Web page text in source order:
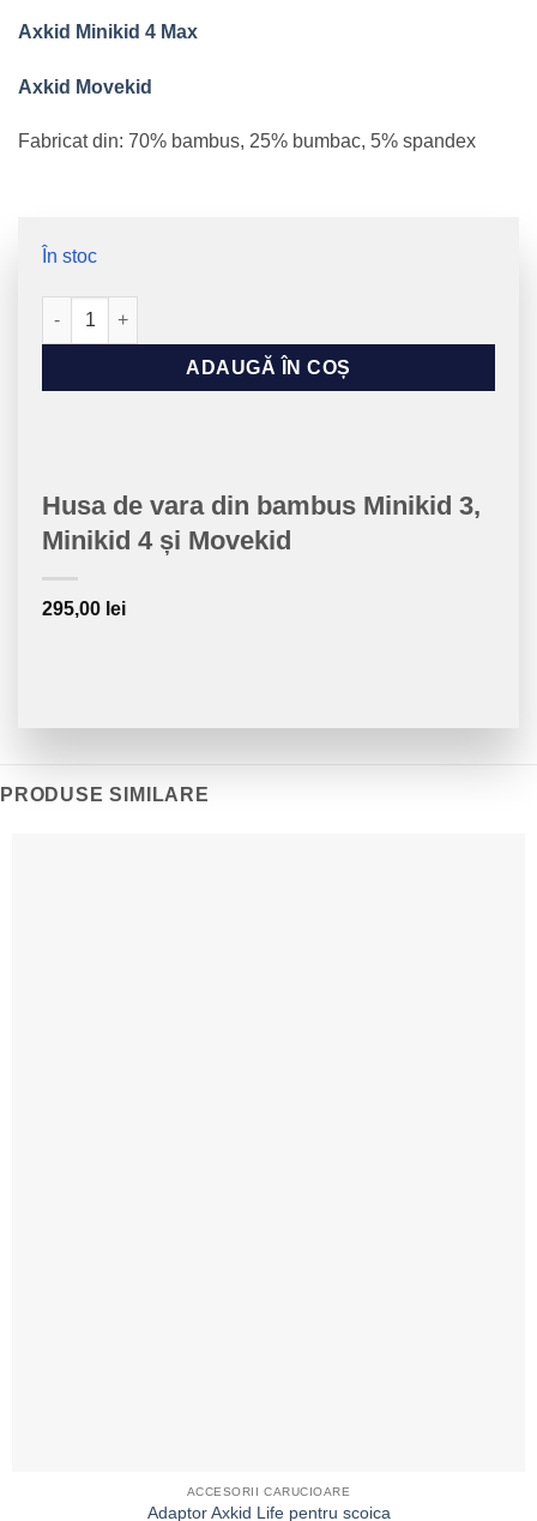
Axkid Minikid 4 Max
Axkid Movekid
Fabricat din: 70% bambus, 25% bumbac, 5% spandex
În stoc
Cantitate Husa de vara din bambus Minikid 3, Minikid 4 și
ADAUGĂ ÎN COȘ
Husa de vara din bambus Minikid 3,
Minikid 4 și Movekid
295,00 lei
PRODUSE SIMILARE
ACCESORII CARUCIOARE
Adaptor Axkid Life pentru scoica